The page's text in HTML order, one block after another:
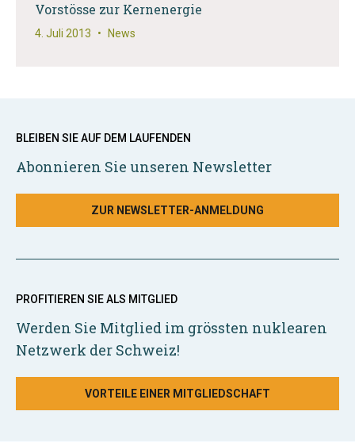
Vorstösse zur Kernenergie
4. Juli 2013 • News
BLEIBEN SIE AUF DEM LAUFENDEN
Abonnieren Sie unseren Newsletter
ZUR NEWSLETTER-ANMELDUNG
PROFITIEREN SIE ALS MITGLIED
Werden Sie Mitglied im grössten nuklearen
Netzwerk der Schweiz!
VORTEILE EINER MITGLIEDSCHAFT